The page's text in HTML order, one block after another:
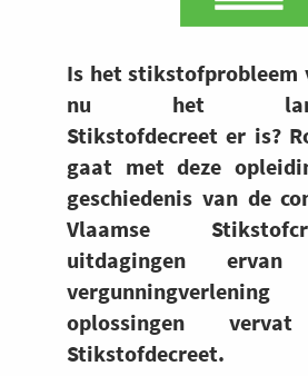
Is het stikstofprobleem
nu het
Stikstofdecreet er is?
gaat met deze
geschiedenis van de
Vlaamse
uitdagingen
oplossingen
Stikstofdecreet.